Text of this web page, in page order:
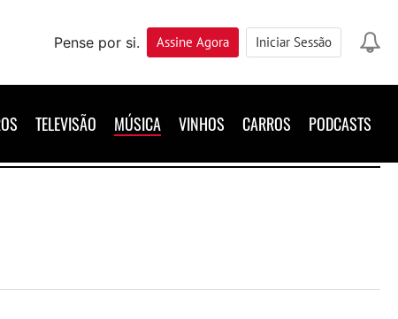
Pense por si.
Assine Agora Iniciar Sessão
TELEVISÃO MÚSICA VINHOS CARROS PODCASTS